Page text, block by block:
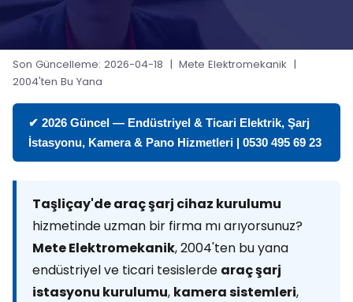
Son Güncelleme: 2026-04-18 | Mete Elektromekanik |
2004'ten Bu Yana
✔ 2026 Güncel — Endüstriyel & Ticari Elektrik, Şarj
İstasyonu, Kamera & Pano Hizmetleri | 0530 495 69 23
Taşliçay'de araç şarj cihaz kurulumu
hizmetinde uzman bir firma mı arıyorsunuz?
Mete Elektromekanik, 2004'ten bu yana
endüstriyel ve ticari tesislerde araç şarj
istasyonu kurulumu, kamera sistemleri,